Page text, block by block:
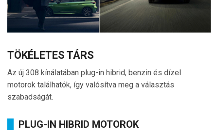
TÖKÉLETES TÁRS
Az új 308 kínálatában plug-in hibrid, benzin és dízel
motorok találhatók, így valósítva meg a választás
szabadságát.
PLUG-IN HIBRID MOTOROK